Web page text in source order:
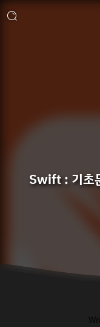
Swift : 기초